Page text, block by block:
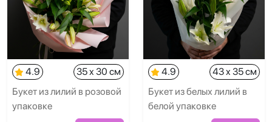
4.9
35 x 30 см
Букет из лилий в розовой
упаковке
4.9
43 x 35 см
Букет из белых лилий в
белой упаковке